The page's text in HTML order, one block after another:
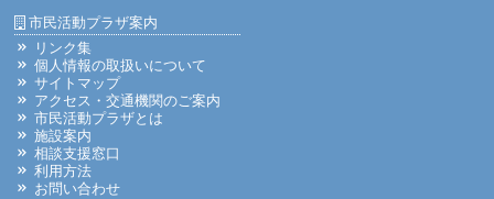
市民活動プラザ案内
リンク集
個人情報の取扱いについて
サイトマップ
アクセス・交通機関のご案内
市民活動プラザとは
施設案内
相談支援窓口
利用方法
お問い合わせ